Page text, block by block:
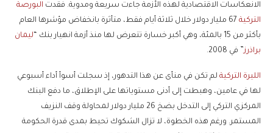
الانعكاسات الاقتصادية لهذه الأزمة جاءت سريعة ومدوية. فقدت البورصة
التركية
67 مليار دولار خلال ثلاثة أيام فقط، متأثرة بانخفاض مؤشرها العام
بأكثر من 15 بالمئة، وهي أكبر خسارة تتعرض لها منذ أزمة انهيار بنك “
ليمان
براذرز” في 2008.
الليرة التركية لم تكن في منأى عن هذا التدهور، إذ سجلت أسوأ أداء أسبوعي
لها في عامين، وهبطت إلى أدنى مستوياتها على الإطلاق، ما دفع البنك
المركزي التركي إلى التدخل بضخ 26 مليار دولار لمحاولة وقف النزيف
المستمر. ورغم هذه الخطوة، لا تزال الشكوك تحيط بمدى قدرة الحكومة